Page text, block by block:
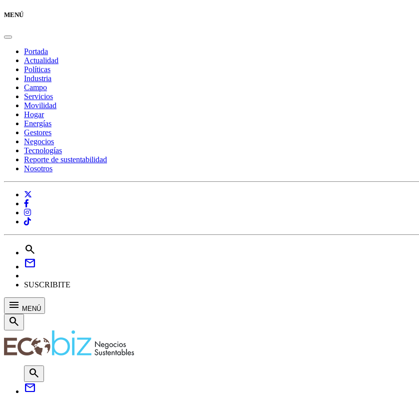
MENÚ
Portada
Actualidad
Políticas
Industria
Campo
Servicios
Movilidad
Hogar
Energías
Gestores
Negocios
Tecnologías
Reporte de sustentabilidad
Nosotros
search
mail
SUSCRIBITE
menu MENÚ
search
search
mail